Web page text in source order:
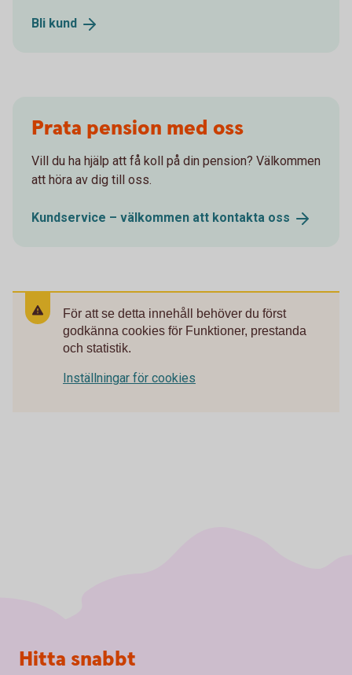
Bli kund
Prata pension med oss
Vill du ha hjälp att få koll på din pension? Välkommen
att höra av dig till oss.
Kundservice – välkommen att kontakta oss
För att se detta innehåll behöver du först
godkänna cookies för Funktioner, prestanda
och statistik.
Inställningar för cookies
Sidfot
Hitta snabbt